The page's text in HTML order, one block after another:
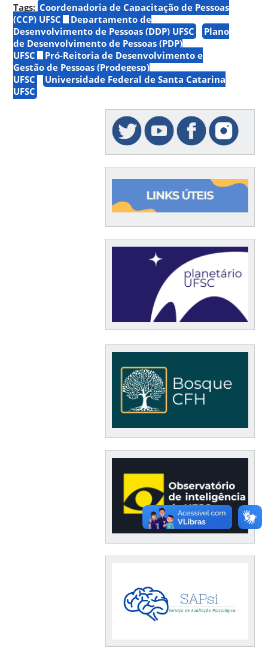
Tags: Coordenadoria de Capacitação de Pessoas
(CCP) UFSC
Departamento de
Desenvolvimento de Pessoas (DDP) UFSC
Plano
de Desenvolvimento de Pessoas (PDP)
UFSC
Pró-Reitoria de Desenvolvimento e
Gestão de Pessoas (Prodegesp)
UFSC
Universidade Federal de Santa Catarina
UFSC